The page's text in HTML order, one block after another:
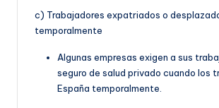
c) Trabajadores expatriados o
temporalmente
Algunas empresas exigen a sus
seguro de salud privado cuando los
España temporalmente.